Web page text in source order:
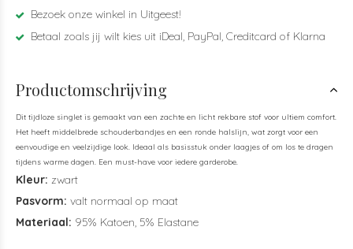
Bezoek onze winkel in Uitgeest!
Betaal zoals jij wilt kies uit iDeal, PayPal, Creditcard of Klarna
Productomschrijving
Dit tijdloze singlet is gemaakt van een zachte en licht rekbare stof voor ultiem comfort.
Het heeft middelbrede schouderbandjes en een ronde halslijn, wat zorgt voor een
eenvoudige en veelzijdige look. Ideaal als basisstuk onder laagjes of om los te dragen
tijdens warme dagen. Een must-have voor iedere garderobe.
Kleur: zwart
Pasvorm: valt normaal op maat
Materiaal: 95% Katoen, 5% Elastane